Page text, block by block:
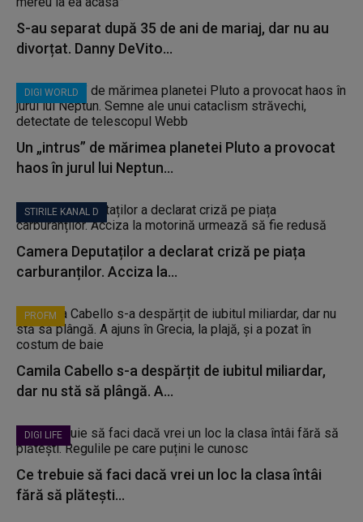
S-au separat după 35 de ani de mariaj, dar nu au
divorțat. Danny DeVito...
DIGI WORLD
Un „intrus” de mărimea planetei Pluto a provocat
haos în jurul lui Neptun...
STIRILE KANAL D
Camera Deputaților a declarat criză pe piața
carburanților. Acciza la...
PROFM
Camila Cabello s-a despărțit de iubitul miliardar,
dar nu stă să plângă. A...
DIGI LIFE
Ce trebuie să faci dacă vrei un loc la clasa întâi
fără să plătești...